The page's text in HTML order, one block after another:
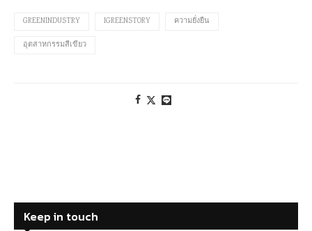
GREENINDUSTRY IGREENSTORY ความยั่งยืน
อุตสาหกรรมสีเขียว
Keep in touch